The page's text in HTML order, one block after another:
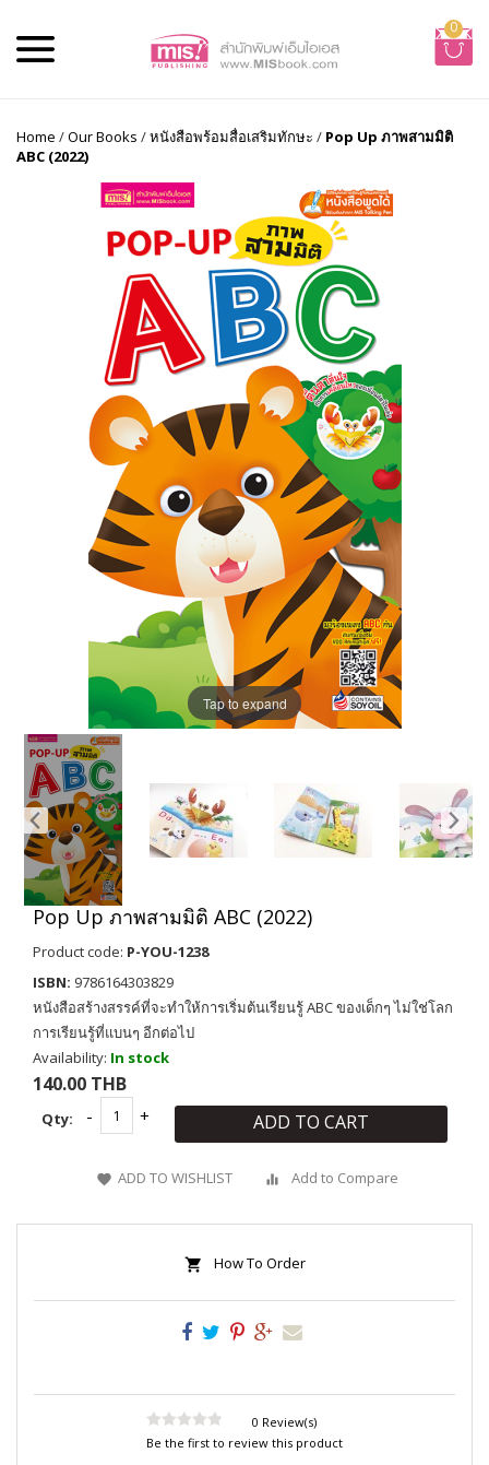
0
Home /Our Books /หนังสือพร้อมสื่อเสริมทักษะ / Pop Up ภาพสามมิติ
ABC (2022)
Tap to expand
Pop Up ภาพสามมิติ ABC (2022)
Product code: P-YOU-1238
ISBN: 9786164303829
หนังสือสร้างสรรค์ที่จะทำให้การเริ่มต้นเรียนรู้ ABC ของเด็กๆ ไม่ใช่โลก
การเรียนรู้ที่แบนๆ อีกต่อไป
Availability: In stock
140.00 THB
Qty: ADD TO CART
ADD TO WISHLIST Add to Compare
How To Order
0 Review(s)
Be the first to review this product